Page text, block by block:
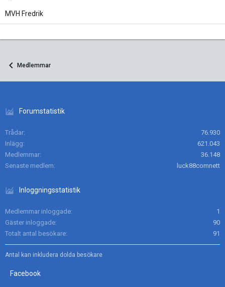
MVH Fredrik
Medlemmar
Forumstatistik
Trådar
76.930
Inlägg
621.043
Medlemmar
36.148
Senaste medlem
luck88comnett
Inloggningsstatistik
Medlemmar inloggade
1
Gäster inloggade
90
Totalt antal besökare
91
Antal kan inkludera dolda besökare
Facebook